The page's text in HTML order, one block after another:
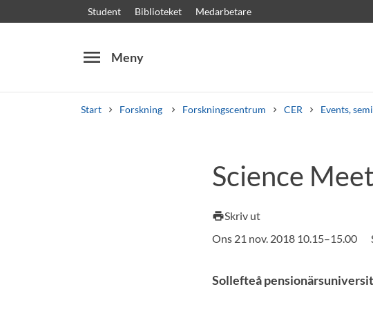
Student Biblioteket Medarbetare
menu Meny
Start Forskning Forskningscentrum CER Events,
KursplanerVälkomstbrev Personal
Science
printSkriv ut
Ons 21 nov. 2018 10.15–15.00
Sollefteå